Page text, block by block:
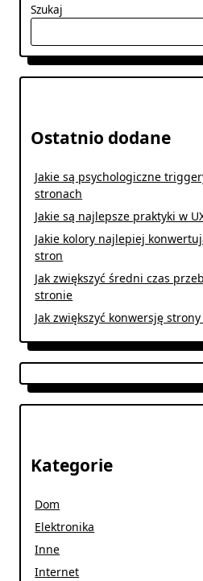
Szukaj
Ostatnio dodane
Jakie są psychologiczne
stronach
Jakie są najlepsze praktyki w
Jakie kolory najlepiej
stron
Jak zwiększyć średni czas
stronie
Jak zwiększyć konwersję
Kategorie
Dom
Elektronika
Inne
Internet